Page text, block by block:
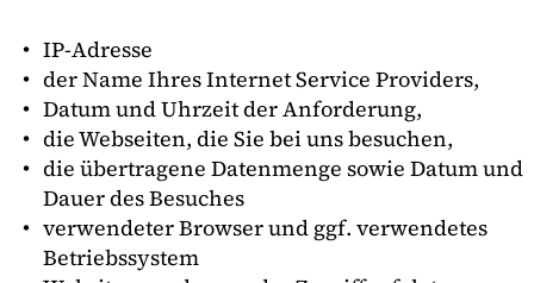
IP-Adresse
der Name Ihres Internet Service Providers,
Datum und Uhrzeit der Anforderung,
die Webseiten, die Sie bei uns besuchen,
die übertragene Datenmenge sowie Datum und
Dauer des Besuches
verwendeter Browser und ggf. verwendetes
Betriebssystem